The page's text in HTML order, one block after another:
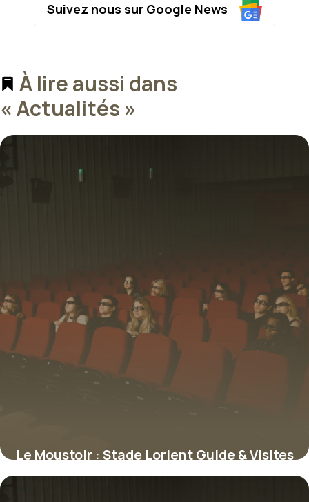
Suivez nous sur Google News
À lire aussi dans
« Actualités »
Le Moustoir : Stade Lorient Guide & Visites
11 juillet 2026